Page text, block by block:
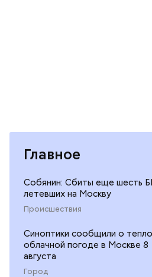
Главное
Собянин: Сбиты еще шесть
летевших на Москву
Происшествия
Синоптики сообщили о
облачной погоде в Москве 8
августа
Город